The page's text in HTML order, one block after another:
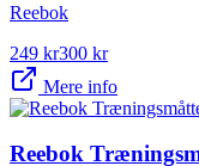
Reebok
249 kr300 kr
Mere info
Reebok